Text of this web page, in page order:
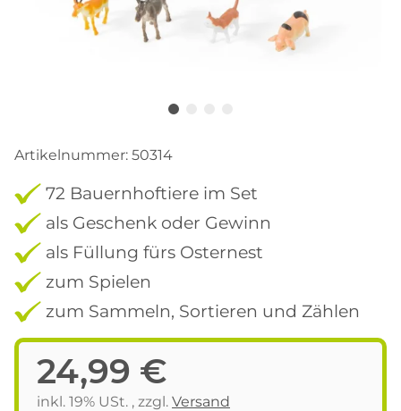
Artikelnummer: 50314
72 Bauernhoftiere im Set
als Geschenk oder Gewinn
als Füllung fürs Osternest
zum Spielen
zum Sammeln, Sortieren und Zählen
24,99 €
inkl. 19% USt. , zzgl. Versand